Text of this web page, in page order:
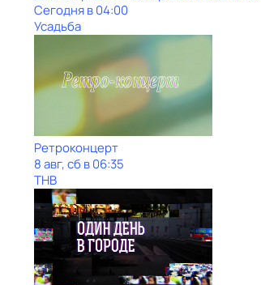
Сегодня в 04:00
Усадьба
Ретроконцерт
8 авг, сб в 06:35
ТНВ